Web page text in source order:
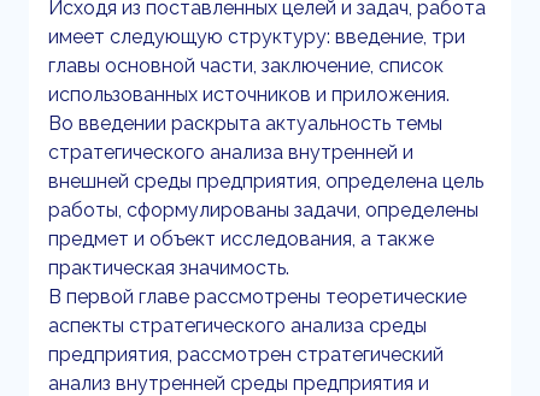
Исходя из поставленных целей и задач, работа
имеет следующую структуру: введение, три
главы основной части, заключение, список
использованных источников и приложения.
Во введении раскрыта актуальность темы
стратегического анализа внутренней и
внешней среды предприятия, определена цель
работы, сформулированы задачи, определены
предмет и объект исследования, а также
практическая значимость.
В первой главе рассмотрены теоретические
аспекты стратегического анализа среды
предприятия, рассмотрен стратегический
анализ внутренней среды предприятия и